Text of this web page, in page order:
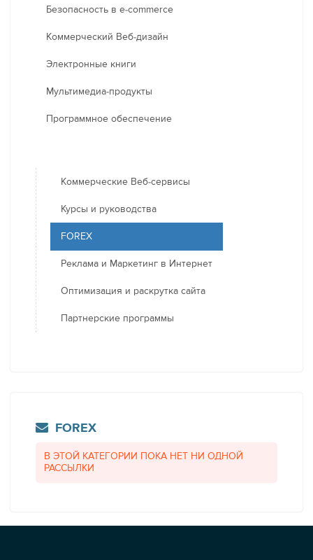
Безопасность в e-commerce
Коммерческий Веб-дизайн
Электронные книги
Мультимедиа-продукты
Программное обеспечение
Коммерческие Веб-сервисы
Курсы и руководства
FOREX
Реклама и Маркетинг в Интернет
Оптимизация и раскрутка сайта
Партнерские программы
FOREX
В ЭТОЙ КАТЕГОРИИ ПОКА НЕТ НИ ОДНОЙ
РАССЫЛКИ